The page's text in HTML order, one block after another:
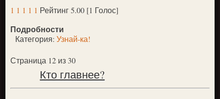
Новое
Популярное
1 1 1 1 1 Рейтинг 5.00 [1 Голос]
Подробности
Категория:Узнай-ка!
Страница 12 из 30
Кто главнее?